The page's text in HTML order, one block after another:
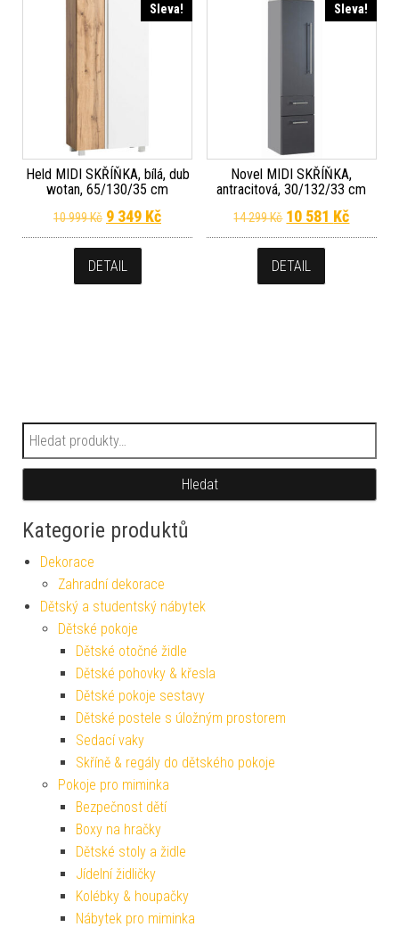
Sleva!
Held MIDI SKŘÍŇKA, bílá, dub
wotan, 65/130/35 cm
10 999Kč Původní cena byla: 10 999 Kč.
9 349 KčAktuální cena je: 9 349 Kč.
DETAIL
Sleva!
Novel MIDI SKŘÍŇKA,
antracitová, 30/132/33 cm
14 299Kč Původní cena
10 581 Kč
DETAIL
Hledat:
Hledat
Kategorie produktů
Dekorace
Zahradní dekorace
Dětský a studentský nábytek
Dětské pokoje
Dětské otočné židle
Dětské pohovky & křesla
Dětské pokoje sestavy
Dětské postele s úložným prostorem
Sedací vaky
Skříně & regály do dětského pokoje
Pokoje pro miminka
Bezpečnost dětí
Boxy na hračky
Dětské stoly a židle
Jídelní židličky
Kolébky & houpačky
Nábytek pro miminka